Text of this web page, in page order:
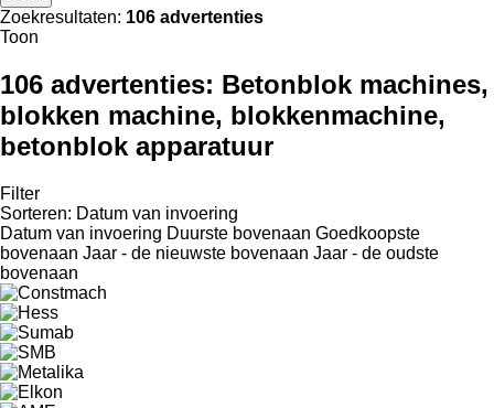
Zoekresultaten: 106 advertenties
Toon
106 advertenties: Betonblok machines,
blokken machine, blokkenmachine,
betonblok apparatuur
Filter
Sorteren: Datum van invoering
Datum van invoering Duurste bovenaan Goedkoopste
bovenaan Jaar - de nieuwste bovenaan Jaar - de oudste
bovenaan